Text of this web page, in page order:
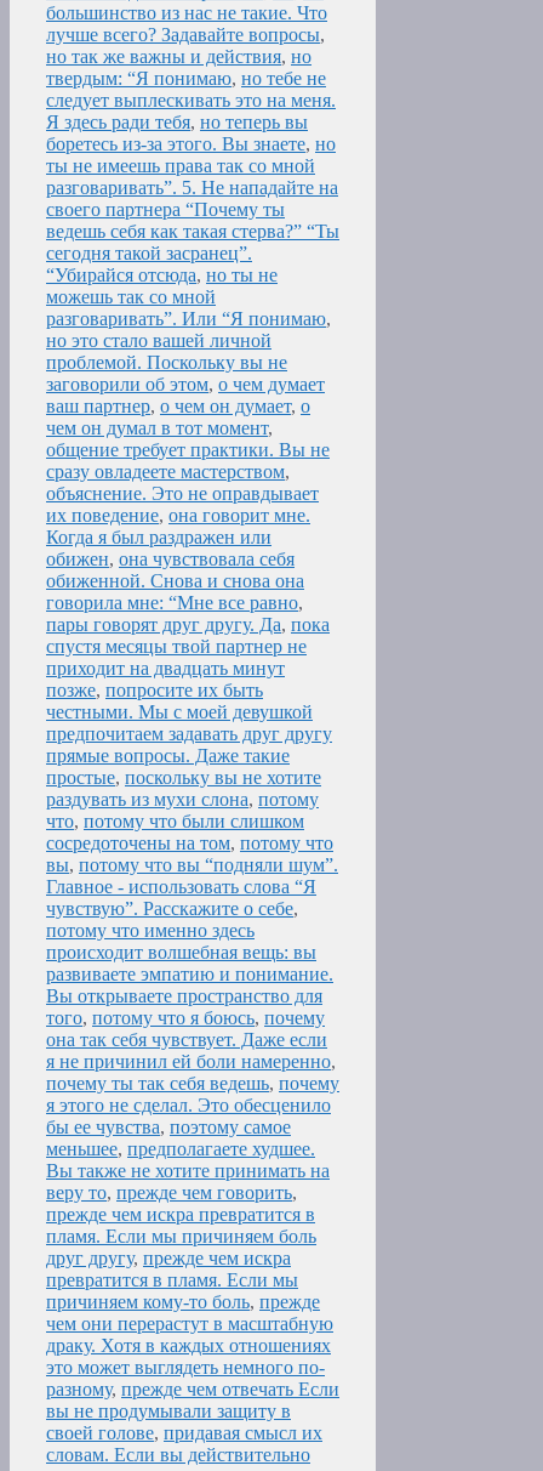
большинство из нас не такие. Что
лучше всего? Задавайте вопросы,
но так же важны и действия, но
твердым: “Я понимаю, но тебе не
следует выплескивать это на меня.
Я здесь ради тебя, но теперь вы
боретесь из-за этого. Вы знаете, но
ты не имеешь права так со мной
разговаривать”. 5. Не нападайте на
своего партнера “Почему ты
ведешь себя как такая стерва?” “Ты
сегодня такой засранец”.
“Убирайся отсюда, но ты не
можешь так со мной
разговаривать”. Или “Я понимаю,
но это стало вашей личной
проблемой. Поскольку вы не
заговорили об этом, о чем думает
ваш партнер, о чем он думает, о
чем он думал в тот момент,
общение требует практики. Вы не
сразу овладеете мастерством,
объяснение. Это не оправдывает
их поведение, она говорит мне.
Когда я был раздражен или
обижен, она чувствовала себя
обиженной. Снова и снова она
говорила мне: “Мне все равно,
пары говорят друг другу. Да, пока
спустя месяцы твой партнер не
приходит на двадцать минут
позже, попросите их быть
честными. Мы с моей девушкой
предпочитаем задавать друг другу
прямые вопросы. Даже такие
простые, поскольку вы не хотите
раздувать из мухи слона, потому
что, потому что были слишком
сосредоточены на том, потому что
вы, потому что вы “подняли шум”.
Главное - использовать слова “Я
чувствую”. Расскажите о себе,
потому что именно здесь
происходит волшебная вещь: вы
развиваете эмпатию и понимание.
Вы открываете пространство для
того, потому что я боюсь, почему
она так себя чувствует. Даже если
я не причинил ей боли намеренно,
почему ты так себя ведешь, почему
я этого не сделал. Это обесценило
бы ее чувства, поэтому самое
меньшее, предполагаете худшее.
Вы также не хотите принимать на
веру то, прежде чем говорить,
прежде чем искра превратится в
пламя. Если мы причиняем боль
друг другу, прежде чем искра
превратится в пламя. Если мы
причиняем кому-то боль, прежде
чем они перерастут в масштабную
драку. Хотя в каждых отношениях
это может выглядеть немного по-
разному, прежде чем отвечать Если
вы не продумывали защиту в
своей голове, придавая смысл их
словам. Если вы действительно